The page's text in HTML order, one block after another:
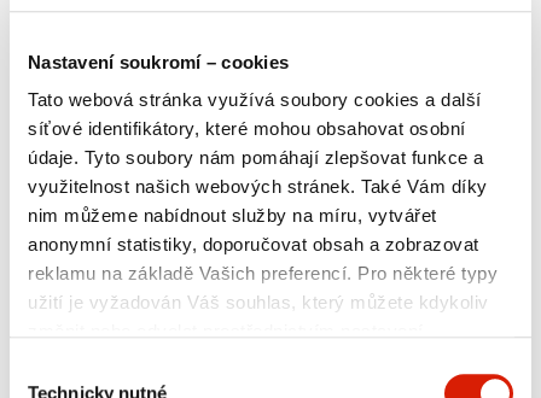
Nastavení soukromí – cookies
Tato webová stránka využívá soubory cookies a další
síťové identifikátory, které mohou obsahovat osobní
údaje. Tyto soubory nám pomáhají zlepšovat funkce a
využitelnost našich webových stránek. Také Vám díky
nim můžeme nabídnout služby na míru, vytvářet
anonymní statistiky, doporučovat obsah a zobrazovat
reklamu na základě Vašich preferencí. Pro některé typy
užití je vyžadován Váš souhlas, který můžete kdykoliv
přes sekciZásady ochrany osobních údajů
. Jednotlivé
Technicky nutné
MÉDIA
Tiskové zprávy Fotogalerie
Kontakt na tiskové oddělení
PETROTRANS s novými
internetovými stránkami